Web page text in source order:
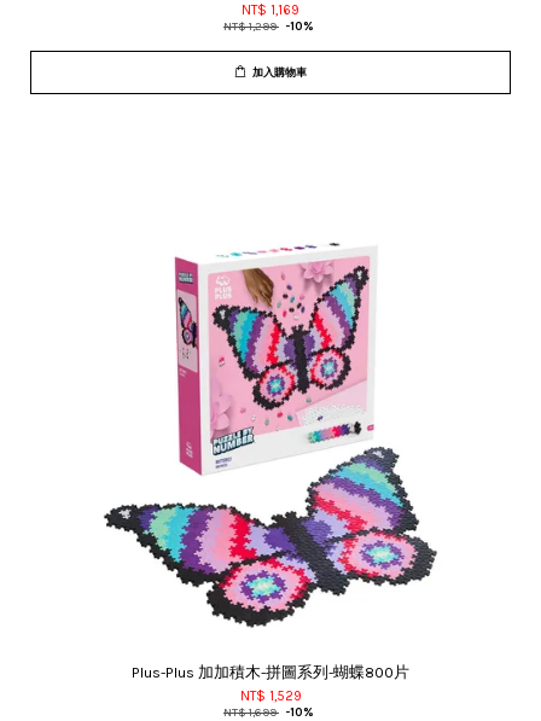
NT$ 1,169
NT$ 1,299 -10%
加入購物車
Plus-Plus 加加積木-拼圖系列-蝴蝶800片
NT$ 1,529
NT$ 1,699 -10%